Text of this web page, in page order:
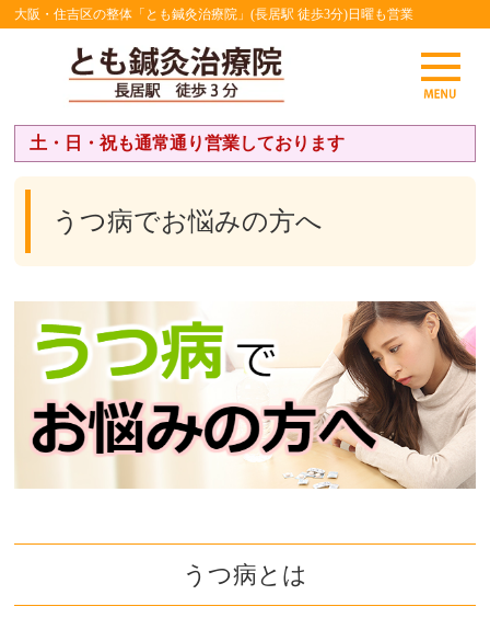
大阪・住吉区の整体「とも鍼灸治療院」(長居駅 徒歩3分)日曜も営業
土・日・祝も通常通り営業しております
うつ病でお悩みの方へ
うつ病とは